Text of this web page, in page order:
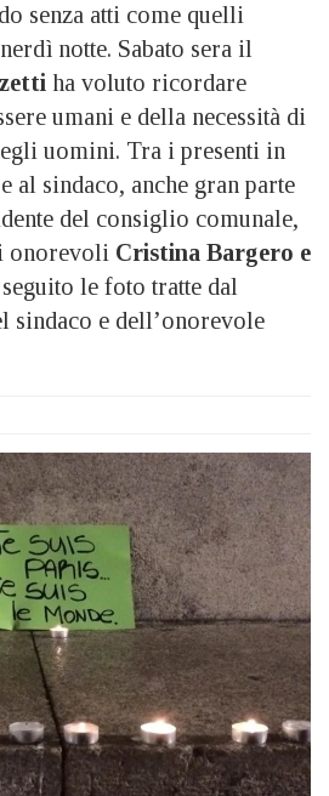
senza atti come quelli
notte. Sabato sera il
ha voluto ricordare
umani e della necessità di
uomini. Tra i presenti in
al sindaco, anche gran parte
del consiglio comunale,
onorevoli Cristina Bargero e
le foto tratte dal
sindaco e dell’onorevole